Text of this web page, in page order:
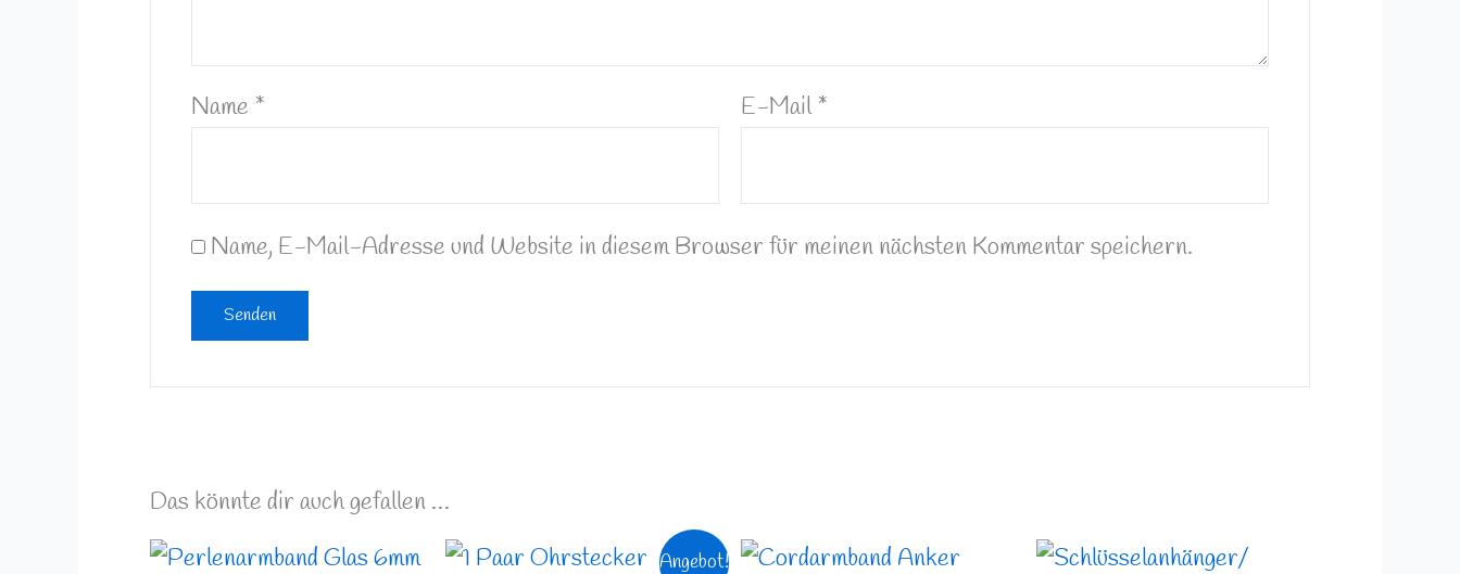
Name * E-Mail*
Name, E-Mail-Adresse und Website in diesem Browser für meinen nächsten Kommentar speichern.
Das könnte dir auch gefallen …
Preisspanne:
Angebot!
Ursprünglicher
Aktueller